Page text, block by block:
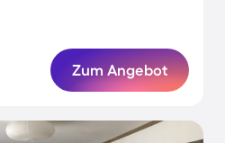
Zum Angebot